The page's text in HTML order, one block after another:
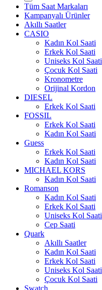
Tüm Saat Markaları
Kampanyalı Ürünler
Akıllı Saatler
CASIO
Kadın Kol Saati
Erkek Kol Saati
Uniseks Kol Saati
Çocuk Kol Saati
Kronometre
Orijinal Kordon
DIESEL
Erkek Kol Saati
FOSSIL
Erkek Kol Saati
Kadın Kol Saati
Guess
Erkek Kol Saati
Kadın Kol Saati
MICHAEL KORS
Kadın Kol Saati
Romanson
Kadın Kol Saati
Erkek Kol Saati
Uniseks Kol Saati
Cep Saati
Quark
Akıllı Saatler
Kadın Kol Saati
Erkek Kol Saati
Uniseks Kol Saati
Çocuk Kol Saati
Swatch